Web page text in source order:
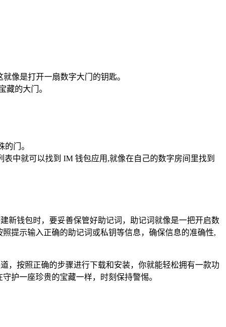
像是打开一扇数字大门的钥匙。
藏的大门。
门。
中就可以找到 IM 钱包应用,就像在自己的数字房间里找到
新钱包时，要妥善保管好助记词，助记词就像是一把开启数
提示输入正确的助记词或私钥等信息，确保信息的准确性,
，按照正确的步骤进行下载和安装，你就能轻松拥有一款功
护一座珍贵的宝藏一样，时刻保持警惕。